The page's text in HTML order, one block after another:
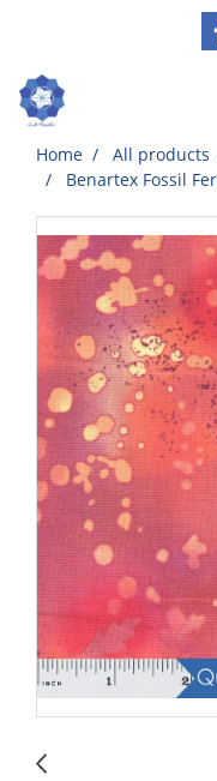
Home All products
Benartex Fossil